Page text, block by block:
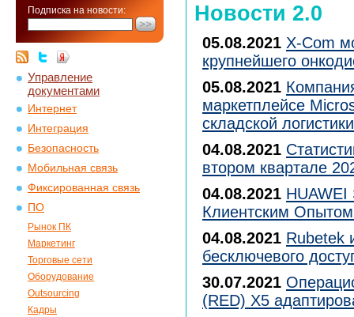
Подписка на новости:
Управление
документами
Интернет
Интеграция
Безопасность
Мобильная связь
Фиксированная связь
ПО
Рынок ПК
Маркетинг
Торговые сети
Оборудование
Outsourcing
Кадры
Новости 2.0
05.08.2021 X-Com
крупнейшего
05.08.2021
маркетплейсе
складской логистики
04.08.2021
втором квартале
04.08.2021
Клиентским
04.08.2021 Rubetek
бесключевого
30.07.2021
(RED) X5